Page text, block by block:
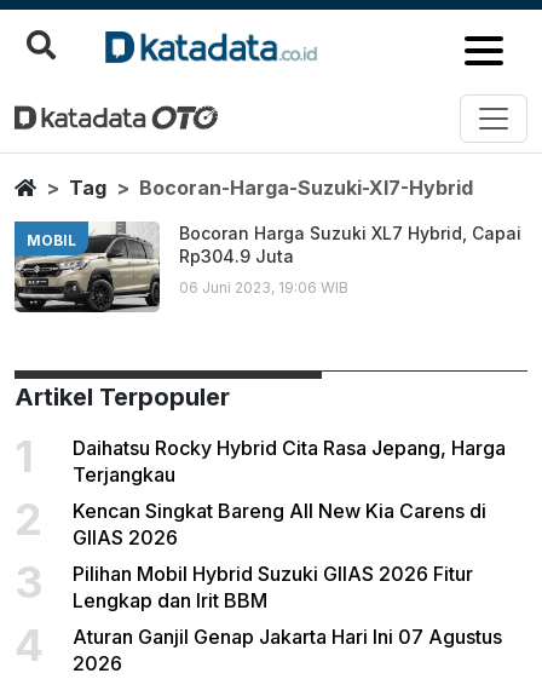
Bocoran Harga Suzuki Xl7
Berita Terbaru
HomeTag Bocoran-Harga-Suzuki-Xl7-Hybrid
MOBIL
Bocoran Harga Suzuki XL7 Hybrid, Capai
Rp304.9 Juta
06 Juni 2023, 19:06 WIB
Artikel Terpopuler
1
Daihatsu Rocky Hybrid Cita Rasa Jepang, Harga
Terjangkau
2
Kencan Singkat Bareng All New Kia Carens di
GIIAS 2026
3
Pilihan Mobil Hybrid Suzuki GIIAS 2026 Fitur
Lengkap dan Irit BBM
4
Aturan Ganjil Genap Jakarta Hari Ini 07 Agustus
2026